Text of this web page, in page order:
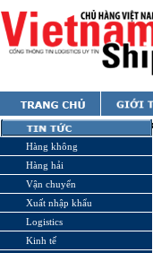
Hàng không
Hàng hải
Vận chuyển
Xuất nhập khẩu
Logistics
Kinh tế